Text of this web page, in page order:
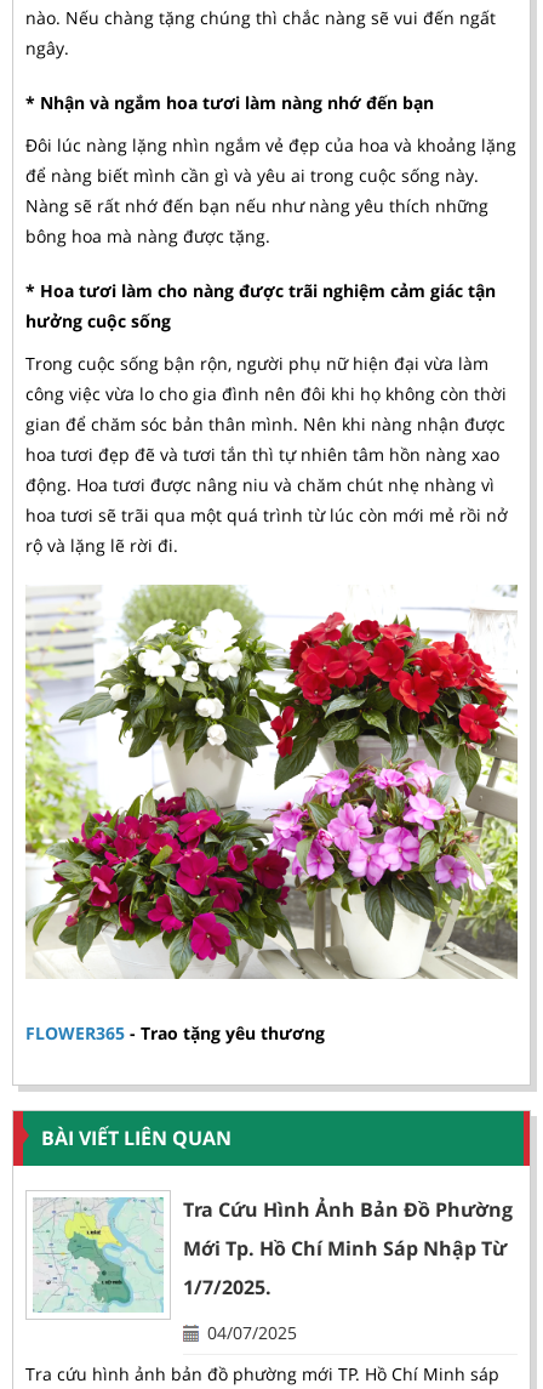
nào. Nếu chàng tặng chúng thì chắc nàng sẽ vui đến ngất
ngây.
* Nhận và ngắm hoa tươi làm nàng nhớ đến bạn
Đôi lúc nàng lặng nhìn ngắm vẻ đẹp của hoa và khoảng lặng
để nàng biết mình cần gì và yêu ai trong cuộc sống này.
Nàng sẽ rất nhớ đến bạn nếu như nàng yêu thích những
bông hoa mà nàng được tặng.
* Hoa tươi làm cho nàng được trãi nghiệm cảm giác tận
hưởng cuộc sống
Trong cuộc sống bận rộn, người phụ nữ hiện đại vừa làm
công việc vừa lo cho gia đình nên đôi khi họ không còn thời
gian để chăm sóc bản thân mình. Nên khi nàng nhận được
hoa tươi đẹp đẽ và tươi tắn thì tự nhiên tâm hồn nàng xao
động. Hoa tươi được nâng niu và chăm chút nhẹ nhàng vì
hoa tươi sẽ trãi qua một quá trình từ lúc còn mới mẻ rồi nở
rộ và lặng lẽ rời đi.
FLOWER365 - Trao tặng yêu thương
BÀI VIẾT LIÊN QUAN
Tra Cứu Hình Ảnh Bản Đồ Phường
Mới Tp. Hồ Chí Minh Sáp Nhập Từ
1/7/2025.
04/07/2025
Tra cứu hình ảnh bản đồ phường mới TP. Hồ Chí Minh sáp